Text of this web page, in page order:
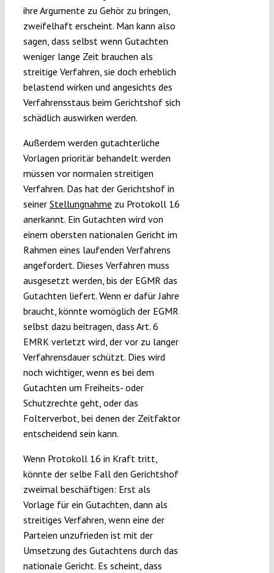
ihre Argumente zu Gehör zu bringen,
zweifelhaft erscheint. Man kann also
sagen, dass selbst wenn Gutachten
weniger lange Zeit brauchen als
streitige Verfahren, sie doch erheblich
belastend wirken und angesichts des
Verfahrensstaus beim Gerichtshof sich
schädlich auswirken werden.
Außerdem werden gutachterliche
Vorlagen prioritär behandelt werden
müssen vor normalen streitigen
Verfahren. Das hat der Gerichtshof in
seiner Stellungnahme zu Protokoll 16
anerkannt. Ein Gutachten wird von
einem obersten nationalen Gericht im
Rahmen eines laufenden Verfahrens
angefordert. Dieses Verfahren muss
ausgesetzt werden, bis der EGMR das
Gutachten liefert. Wenn er dafür Jahre
braucht, könnte womöglich der EGMR
selbst dazu beitragen, dass Art. 6
EMRK verletzt wird, der vor zu langer
Verfahrensdauer schützt. Dies wird
noch wichtiger, wenn es bei dem
Gutachten um Freiheits- oder
Schutzrechte geht, oder das
Folterverbot, bei denen der Zeitfaktor
entscheidend sein kann.
Wenn Protokoll 16 in Kraft tritt,
könnte der selbe Fall den Gerichtshof
zweimal beschäftigen: Erst als
Vorlage für ein Gutachten, dann als
streitiges Verfahren, wenn eine der
Parteien unzufrieden ist mit der
Umsetzung des Gutachtens durch das
nationale Gericht. Es scheint, dass